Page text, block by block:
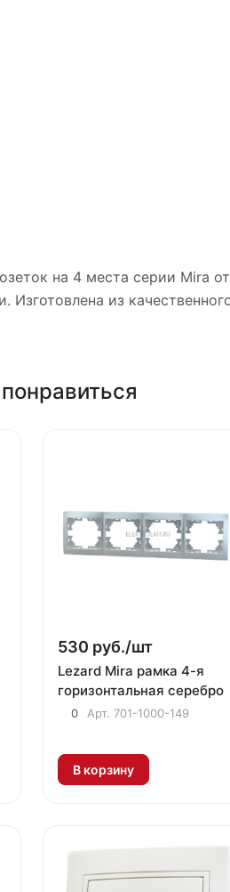
на 4 места серии Mira
Изготовлена из
530 руб./шт
Lezard Mira рамка 4-я
горизонтальная серебро
0 Арт. 701-1000-149
В корзину